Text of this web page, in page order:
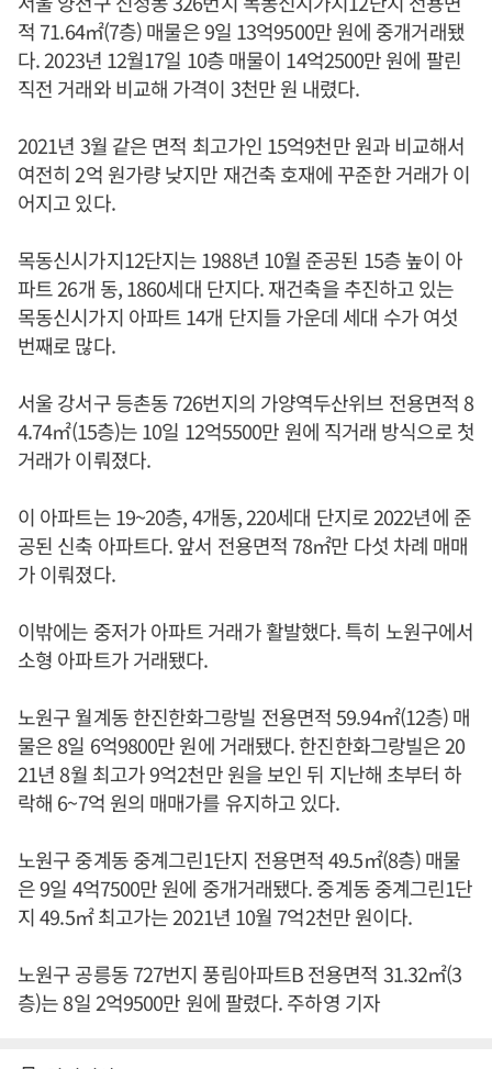
적 71.64㎡(7층) 매물은 9일 13억9500만 원에 중개거래됐
다. 2023년 12월17일 10층 매물이 14억2500만 원에 팔린
직전 거래와 비교해 가격이 3천만 원 내렸다.
2021년 3월 같은 면적 최고가인 15억9천만 원과 비교해서
여전히 2억 원가량 낮지만 재건축 호재에 꾸준한 거래가 이
어지고 있다.
목동신시가지12단지는 1988년 10월 준공된 15층 높이 아
파트 26개 동, 1860세대 단지다. 재건축을 추진하고 있는
목동신시가지 아파트 14개 단지들 가운데 세대 수가 여섯
번째로 많다.
서울 강서구 등촌동 726번지의 가양역두산위브 전용면적 8
4.74㎡(15층)는 10일 12억5500만 원에 직거래 방식으로 첫
거래가 이뤄졌다.
이 아파트는 19~20층, 4개동, 220세대 단지로 2022년에 준
공된 신축 아파트다. 앞서 전용면적 78㎡만 다섯 차례 매매
가 이뤄졌다.
이밖에는 중저가 아파트 거래가 활발했다. 특히 노원구에서
소형 아파트가 거래됐다.
노원구 월계동 한진한화그랑빌 전용면적 59.94㎡(12층) 매
물은 8일 6억9800만 원에 거래됐다. 한진한화그랑빌은 20
21년 8월 최고가 9억2천만 원을 보인 뒤 지난해 초부터 하
락해 6~7억 원의 매매가를 유지하고 있다.
노원구 중계동 중계그린1단지 전용면적 49.5㎡(8층) 매물
은 9일 4억7500만 원에 중개거래됐다. 중계동 중계그린1단
지 49.5㎡ 최고가는 2021년 10월 7억2천만 원이다.
노원구 공릉동 727번지 풍림아파트B 전용면적 31.32㎡(3
층)는 8일 2억9500만 원에 팔렸다. 주하영 기자